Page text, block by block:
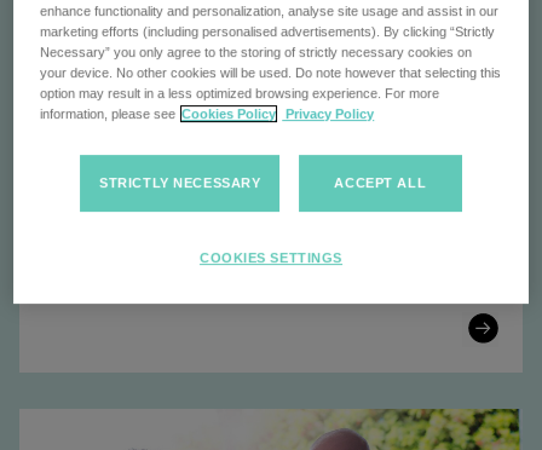
Akkodis
des ressources humaines pour les entreprises,
Learn
enhance functionality and personalization, analyse site usage and assist in our
marketing efforts (including personalised advertisements). By clicking “Strictly
Necessary” you only agree to the storing of strictly necessary cookies on
your device. No other cookies will be used. Do note however that selecting this
option may result in a less optimized browsing experience. For more
information, please see Cookies Policy Privacy Policy
STRICTLY NECESSARY ACCEPT ALL
COOKIES SETTINGS